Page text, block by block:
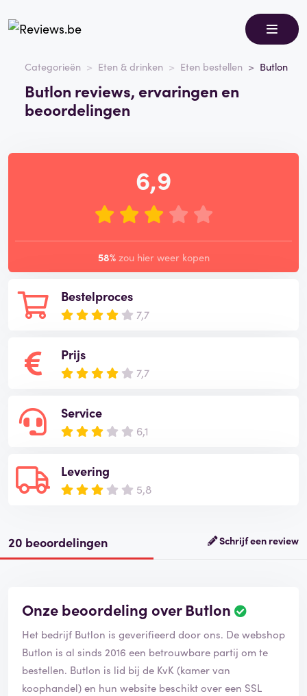
Categorieën Eten & drinken Eten bestellen Butlon
Butlon reviews, ervaringen en
beoordelingen
Bestelproces
7,7
Prijs
7,7
Service
6,1
Levering
5,8
6,9
58% zou hier weer kopen
20 beoordelingen Schrijf een review
Onze beoordeling over Butlon
Het bedrijf Butlon is geverifieerd door ons. De webshop
Butlon is al sinds 2016 een betrouwbare partij om te
bestellen. Butlon is lid bij de KvK (kamer van
koophandel) en hun website beschikt over een SSL